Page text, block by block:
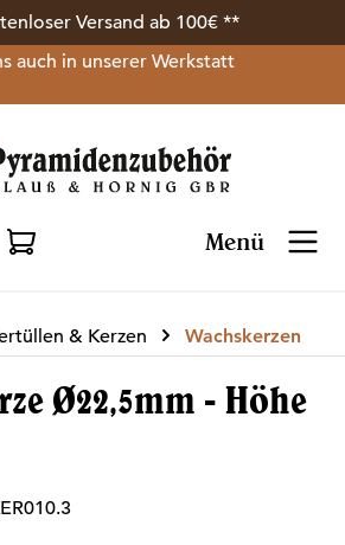
Versand ab 100€ **
auch in unserer Werkstatt
Menü
auf dem Merkzettel
& Kerzen Wachskerzen
Ø22,5mm - Höhe